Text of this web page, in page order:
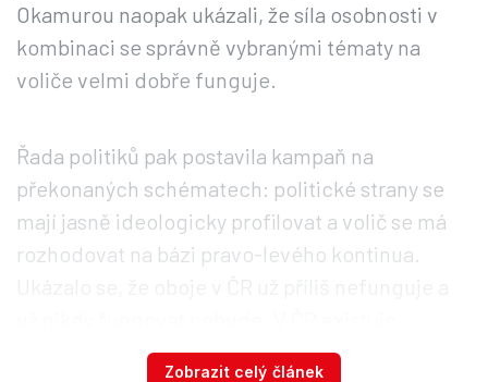
Okamurou naopak ukázali, že síla osobnosti v
kombinaci se správně vybranými tématy na
voliče velmi dobře funguje.
Řada politiků pak postavila kampaň na
překonaných schématech: politické strany se
mají jasně ideologicky profilovat a volič se má
rozhodovat na bázi pravo-levého kontinua.
voličská poptávka, kterou nemá smysl
Zobrazit celý článek